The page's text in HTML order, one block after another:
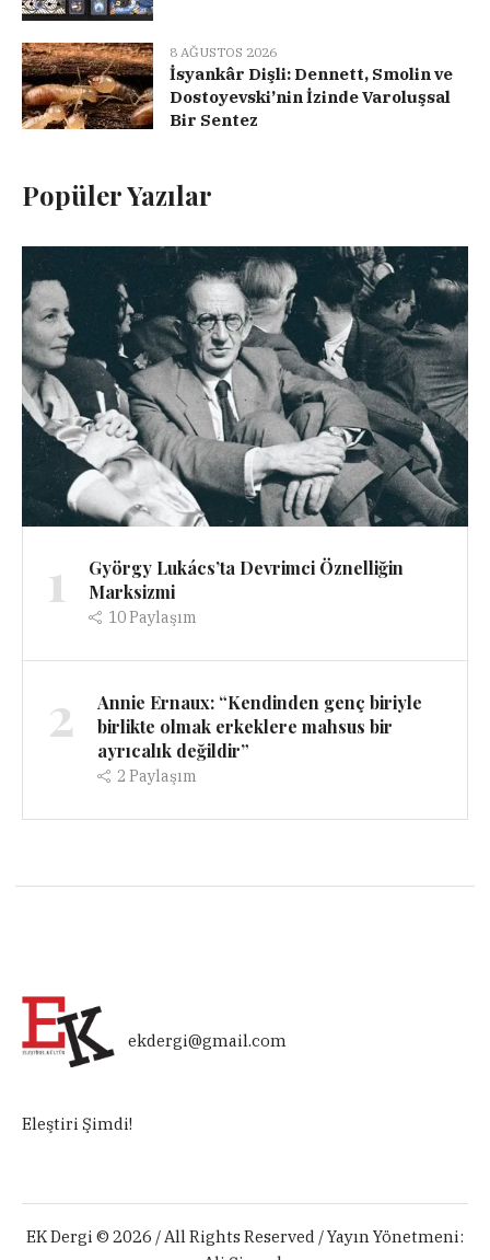
8 AĞUSTOS 2026
İsyankâr Dişli: Dennett, Smolin ve
Dostoyevski’nin İzinde Varoluşsal
Bir Sentez
Popüler Yazılar
1
György Lukács’ta Devrimci Öznelliğin
Marksizmi
10Paylaşım
2
Annie Ernaux: “Kendinden genç biriyle
birlikte olmak erkeklere mahsus bir
ayrıcalık değildir”
2 Paylaşım
ekdergi@gmail.com
Eleştiri Şimdi!
EK Dergi © 2026 / All Rights Reserved / Yayın Yönetmeni: